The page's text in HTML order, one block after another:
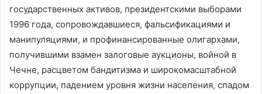
государственных активов, президентскими выборами
1996 года, сопровождавшиеся, фальсификациями и
манипуляциями, и профинансированные олигархами,
получившими взамен залоговые аукционы, войной в
Чечне, расцветом бандитизма и широкомасштабной
коррупции, падением уровня жизни населения, спадом